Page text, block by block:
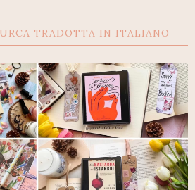
TRADOTTA IN ITALIANO